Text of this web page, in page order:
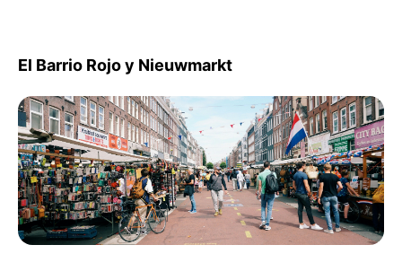
El Barrio Rojo y Nieuwmarkt